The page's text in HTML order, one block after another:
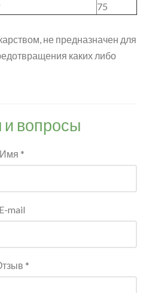
75
не предназначен для
каких либо
вопросы
Имя *
E-mail
*